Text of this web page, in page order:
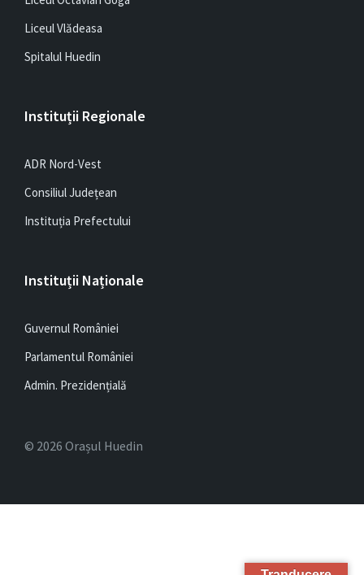
Liceul Vlădeasa
Spitalul Huedin
Instituții Regionale
ADR Nord-Vest
Consiliul Județean
Instituția Prefectului
Instituții Naționale
Guvernul României
Parlamentul României
Admin. Prezidențială
© 2026 Orașul Huedin